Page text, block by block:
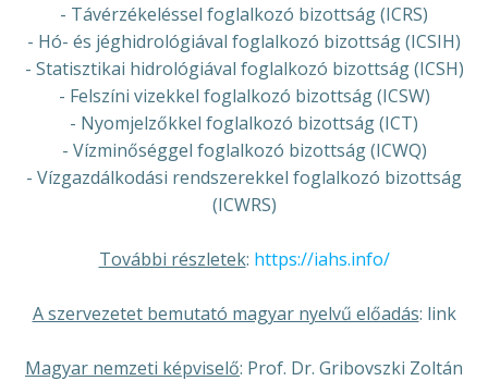
- Távérzékeléssel foglalkozó bizottság (ICRS)
- Hó- és jéghidrológiával foglalkozó bizottság (ICSIH)
- Statisztikai hidrológiával foglalkozó bizottság (ICSH)
- Felszíni vizekkel foglalkozó bizottság (ICSW)
- Nyomjelzőkkel foglalkozó bizottság (ICT)
- Vízminőséggel foglalkozó bizottság (ICWQ)
- Vízgazdálkodási rendszerekkel foglalkozó bizottság
(ICWRS)
További részletek: https://iahs.info/
A szervezetet bemutató magyar nyelvű előadás: link
Magyar nemzeti képviselő: Prof. Dr. Gribovszki Zoltán